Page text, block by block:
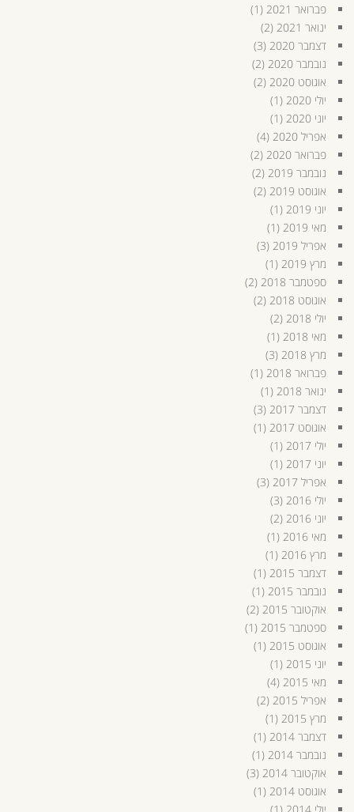
פברואר 2021
(1)
ינואר 2021
(2)
דצמבר 2020
(3)
נובמבר 2020
(2)
אוגוסט 2020
(2)
יולי 2020
(1)
יוני 2020
(1)
אפריל 2020
(4)
פברואר 2020
(2)
נובמבר 2019
(2)
אוגוסט 2019
(2)
יוני 2019
(1)
מאי 2019
(1)
אפריל 2019
(3)
מרץ 2019
(1)
ספטמבר 2018
(2)
אוגוסט 2018
(2)
יולי 2018
(2)
מאי 2018
(1)
מרץ 2018
(3)
פברואר 2018
(1)
ינואר 2018
(1)
דצמבר 2017
(3)
אוגוסט 2017
(1)
יולי 2017
(1)
יוני 2017
(1)
אפריל 2017
(3)
יולי 2016
(3)
יוני 2016
(2)
מאי 2016
(1)
מרץ 2016
(1)
דצמבר 2015
(1)
נובמבר 2015
(1)
אוקטובר 2015
(2)
ספטמבר 2015
(1)
אוגוסט 2015
(1)
יוני 2015
(1)
מאי 2015
(4)
אפריל 2015
(2)
מרץ 2015
(1)
דצמבר 2014
(1)
נובמבר 2014
(1)
אוקטובר 2014
(3)
אוגוסט 2014
(1)